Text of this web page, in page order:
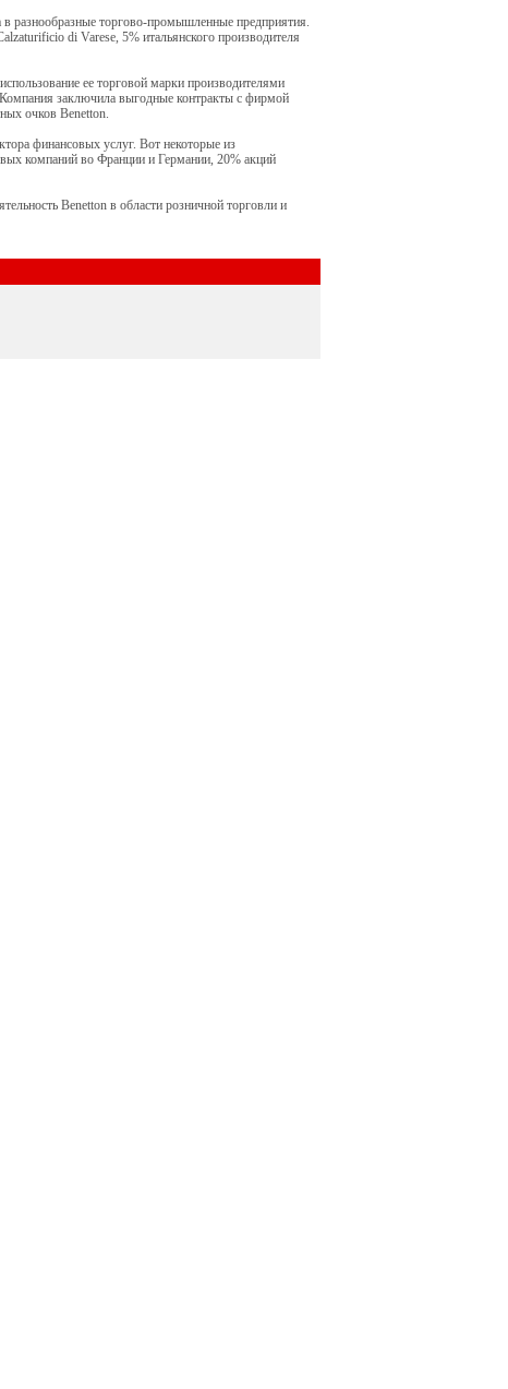
разнообразные торгово-промышленные предприятия.
di Varese, 5% итальянского производителя
ее торговой марки производителями
заключила выгодные контракты с фирмой
очков Benetton.
финансовых услуг. Вот некоторые из
компаний во Франции и Германии, 20% акций
Benetton в области розничной торговли и